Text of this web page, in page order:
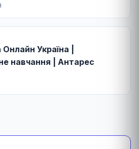
Україна |
навчання | Антарес